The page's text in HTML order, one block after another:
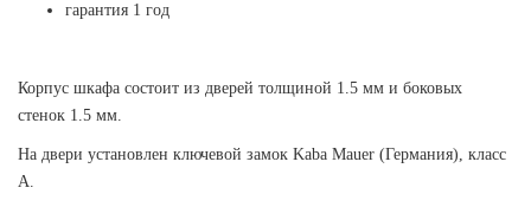
гарантия 1 год
Корпус шкафа состоит из дверей толщиной 1.5 мм и боковых
стенок 1.5 мм.
На двери установлен ключевой замок Kaba Mauer (Германия), класс
A.